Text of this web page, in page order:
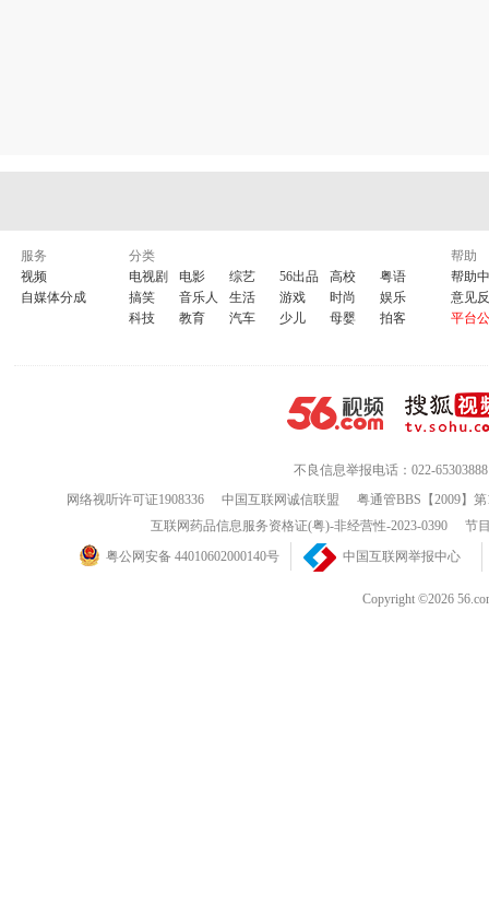
服务
视频
自媒体分成
分类
电视剧
电影 综艺 56出品 高校
粤语
搞笑
音乐人 生活 游戏 时尚
娱乐
科技
教育 汽车 少儿 母婴 拍客
帮助
帮助
意见
平台
不良信息举报电话：022-65303888
网络视听许可证1908336
中国互联网诚信联盟
粤通管BBS【2009】
互联网药品信息服务资格证(粤)-非经营性-2023-0390
节
粤公网安备 44010602000140号
中国互联网举报中心
Copyright ©2026